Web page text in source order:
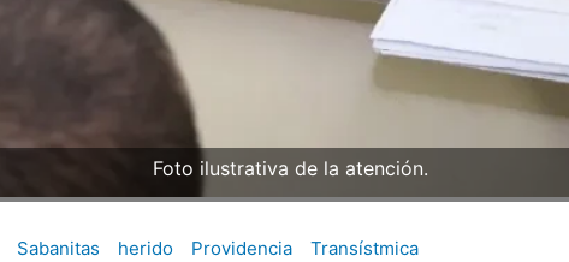
Foto ilustrativa de la atención.
Sabanitas herido Providencia Transístmica